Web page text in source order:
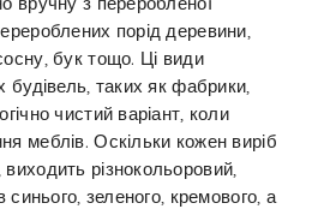
порід деревини,
бук тощо. Ці види
будівель, таких як фабрики,
чистий варіант, коли
меблів. Оскільки кожен виріб
різнокольоровий,
синього, зеленого, кремового, а